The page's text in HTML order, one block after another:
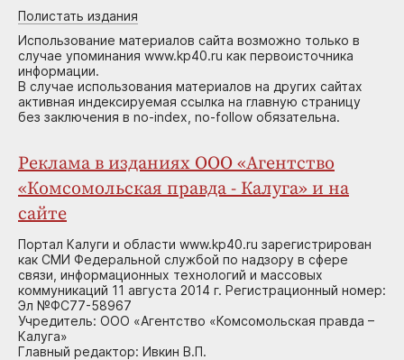
Полистать издания
Использование материалов сайта возможно только в
случае упоминания www.kp40.ru как первоисточника
информации.
В случае использования материалов на других сайтах
активная индексируемая ссылка на главную страницу
без заключения в no-index, no-follow обязательна.
Реклама в изданиях ООО «Агентство
«Комсомольская правда - Калуга» и на
сайте
Портал Калуги и области www.kp40.ru зарегистрирован
как СМИ Федеральной службой по надзору в сфере
связи, информационных технологий и массовых
коммуникаций 11 августа 2014 г. Регистрационный номер:
Эл №ФС77-58967
Учредитель: ООО «Агентство «Комсомольская правда –
Калуга»
Главный редактор: Ивкин В.П.